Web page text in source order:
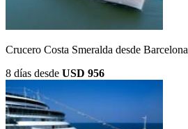
Crucero Costa Smeralda desde Barcelona
8 días desde USD 956